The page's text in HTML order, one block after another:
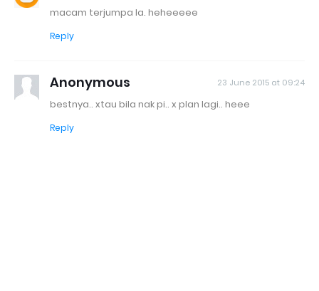
macam terjumpa la. heheeeee
Reply
Anonymous 23 June 2015 at 09:24
bestnya.. xtau bila nak pi.. x plan lagi.. heee
Reply